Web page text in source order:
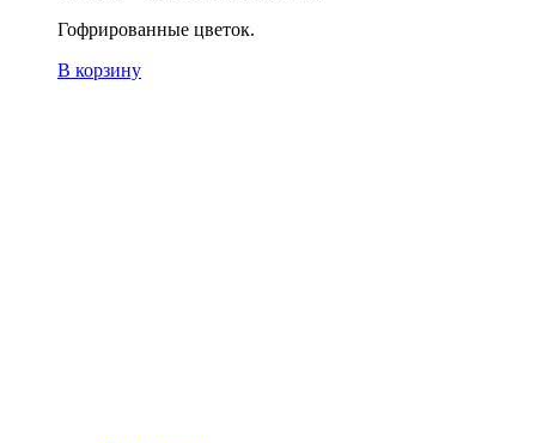
Гофрированные цветок.
В корзину